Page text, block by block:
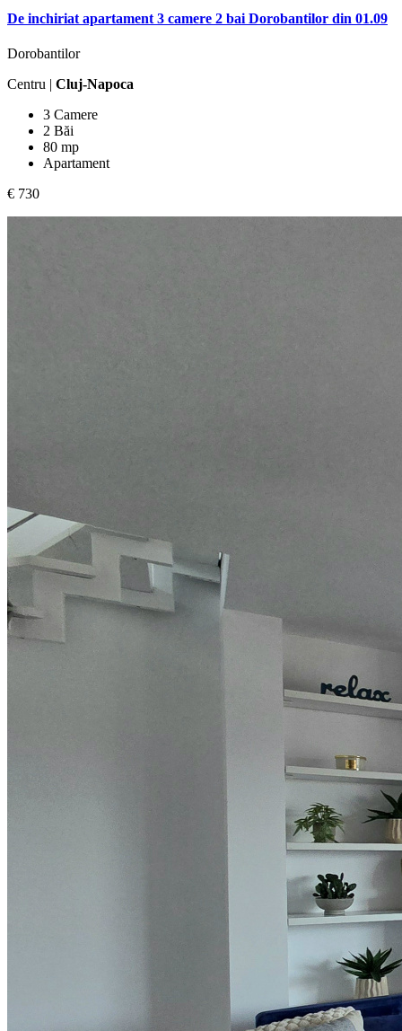
De inchiriat apartament 3 camere 2 bai Dorobantilor din 01.09
Dorobantilor
Centru | Cluj-Napoca
3 Camere
2 Băi
80 mp
Apartament
€ 730